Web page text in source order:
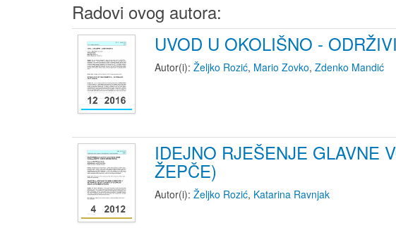
Radovi ovog autora:
UVOD U OKOLIŠNO -
Autor(i): Željko Rozić, Mario Zovko, Zdenko Mandić
IDEJNO RJEŠENJE GLAVNE
ŽEPČE)
Autor(i): Željko Rozić, Katarina Ravnjak